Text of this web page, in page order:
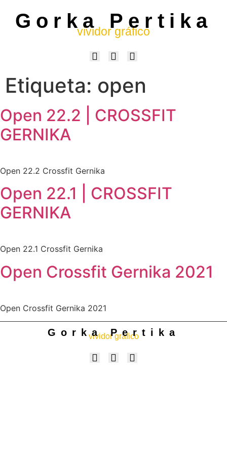
Gorka Pertika
vividor gráfico
Etiqueta: open
Open 22.2 | CROSSFIT
GERNIKA
Open 22.2 Crossfit Gernika
Open 22.1 | CROSSFIT
GERNIKA
Open 22.1 Crossfit Gernika
Open Crossfit Gernika 2021
Open Crossfit Gernika 2021
Gorka Pertika
vividor gráfico